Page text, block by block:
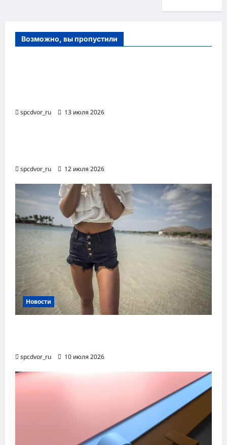
Возможно, вы пропустили
spcdvor_ru 13 июля 2026
spcdvor_ru 12 июля 2026
Новости
spcdvor_ru 10 июля 2026